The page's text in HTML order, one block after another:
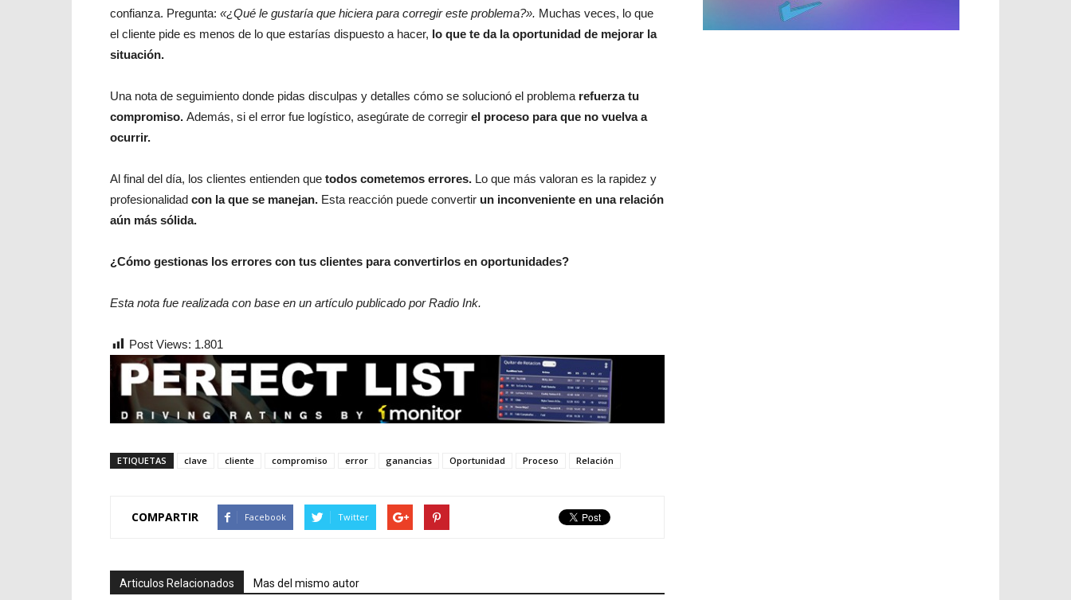
confianza. Pregunta: «¿Qué le gustaría que hiciera para corregir este problema?». Muchas veces, lo que
el cliente pide es menos de lo que estarías dispuesto a hacer, lo que te da la oportunidad de mejorar la
situación.
Una nota de seguimiento donde pidas disculpas y detalles cómo se solucionó el problema refuerza tu
compromiso. Además, si el error fue logístico, asegúrate de corregir el proceso para que no vuelva a
ocurrir.
Al final del día, los clientes entienden que todos cometemos errores. Lo que más valoran es la rapidez y
profesionalidad con la que se manejan. Esta reacción puede convertir un inconveniente en una relación
aún más sólida.
¿Cómo gestionas los errores con tus clientes para convertirlos en oportunidades?
Esta nota fue realizada con base en un artículo publicado por Radio Ink.
Post Views: 1.801
ETIQUETAS clave cliente compromiso error ganancias Oportunidad Proceso Relación
COMPARTIR Facebook Twitter
Articulos Relacionados Mas del mismo autor